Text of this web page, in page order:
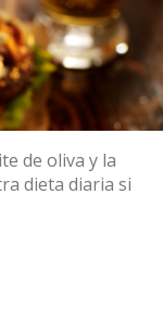
de oliva y la
dieta diaria si